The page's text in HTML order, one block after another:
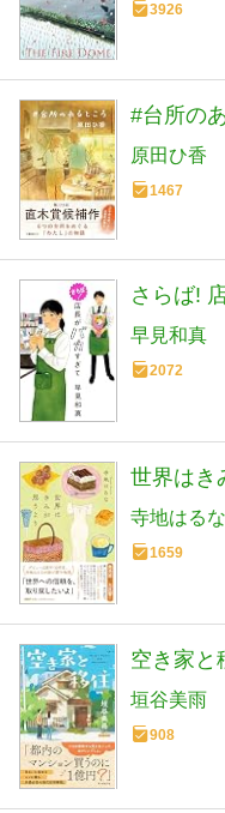
3926
#台所の
原田ひ香
1467
さらば!
早見和真
2072
世界はき
寺地はるな
1659
空き家と
垣谷美雨
908